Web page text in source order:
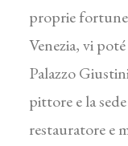
proprie
Venezia, vi
Palazzo
pittore e la
restauratore e